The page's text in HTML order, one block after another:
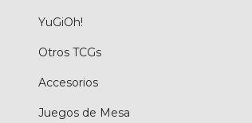
YuGiOh!
Otros TCGs
Accesorios
Juegos de Mesa